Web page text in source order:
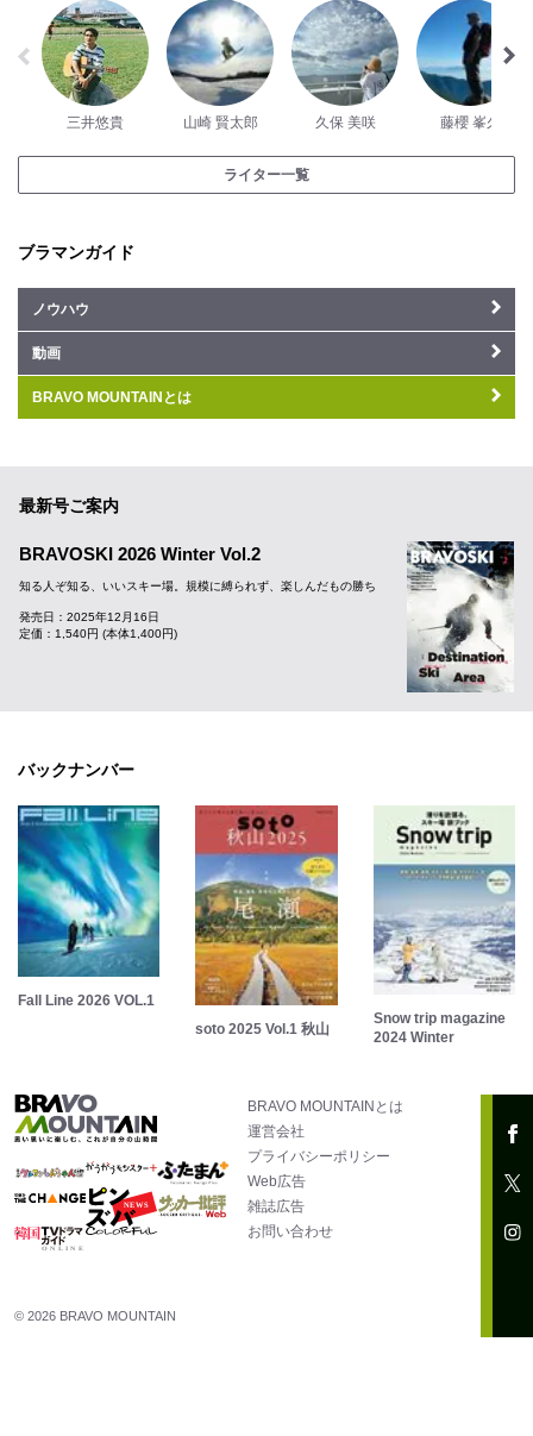
三井悠貴 山崎 賢太郎 久保 美咲 藤櫻 峯久
ライター一覧
ブラマンガイド
ノウハウ
動画
BRAVO MOUNTAINとは
最新号ご案内
BRAVOSKI 2026 Winter Vol.2
知る人ぞ知る、いいスキー場。規模に縛られず、楽しんだもの勝ち
発売日：2025年12月16日
定価：1,540円 (本体1,400円)
バックナンバー
Fall Line 2026 VOL.1
soto 2025 Vol.1 秋山
Snow trip magazine
2024 Winter
BRAVO MOUNTAINとは
運営会社
プライバシーポリシー
Web広告
雑誌広告
お問い合わせ
© 2026 BRAVO MOUNTAIN